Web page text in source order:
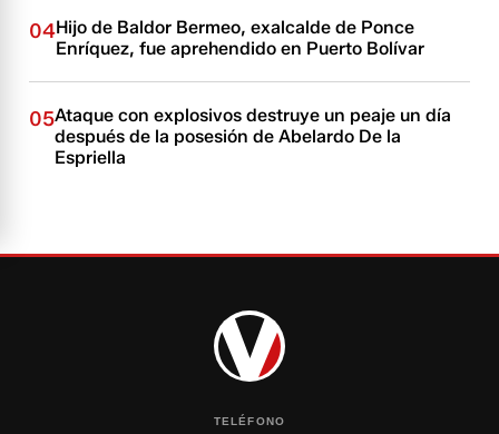
04Hijo de Baldor Bermeo, exalcalde de Ponce
Enríquez, fue aprehendido en Puerto Bolívar
05Ataque con explosivos destruye un peaje un día
después de la posesión de Abelardo De la
Espriella
TELÉFONO